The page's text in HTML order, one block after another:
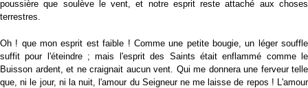
poussière que soulève le vent, et notre esprit reste attaché aux choses
terrestres.
Oh ! que mon esprit est faible ! Comme une petite bougie, un léger souffle
suffit pour l'éteindre ; mais l'esprit des Saints était enflammé comme le
Buisson ardent, et ne craignait aucun vent. Qui me donnera une ferveur telle
que, ni le jour, ni la nuit, l'amour du Seigneur ne me laisse de repos ! L'amour